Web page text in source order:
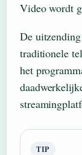
Video wordt
De
traditionele
het
TIP